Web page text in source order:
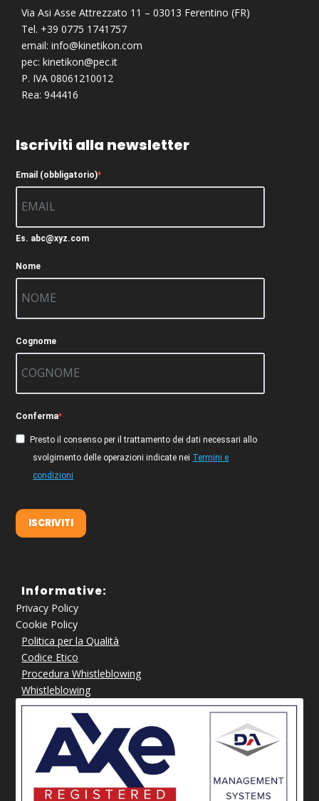
Via Asi Asse Attrezzato 11 – 03013 Ferentino (FR)
Tel. +39 0775 1741757
email:info@kinetikon.com
pec:kinetikon@pec.it
P. IVA 08061210012
Rea: 944416
Iscriviti alla newsletter
Email (obbligatorio)
Es. abc@xyz.com
Nome
Cognome
Conferma
Presto il consenso per il trattamento dei dati necessari allo
svolgimento delle operazioni indicate nei Termini e
condizioni
ISCRIVITI
Informative:
Privacy Policy
Cookie Policy
Politica per la Qualità
Codice Etico
Procedura Whistleblowing
Whistleblowing